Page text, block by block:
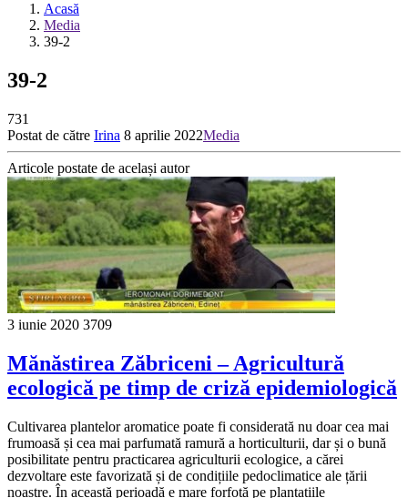
Acasă
Media
39-2
39-2
731
Postat de către Irina 8 aprilie 2022Media
Articole postate de același autor
3 iunie 2020 3709
Mănăstirea Zăbriceni – Agricultură
ecologică pe timp de criză epidemiologică
Cultivarea plantelor aromatice poate fi considerată nu doar cea mai
frumoasă și cea mai parfumată ramură a horticulturii, dar și o bună
posibilitate pentru practicarea agriculturii ecologice, a cărei
dezvoltare este favorizată și de condițiile pedoclimatice ale țării
noastre. În această perioadă e mare forfotă pe plantațiile